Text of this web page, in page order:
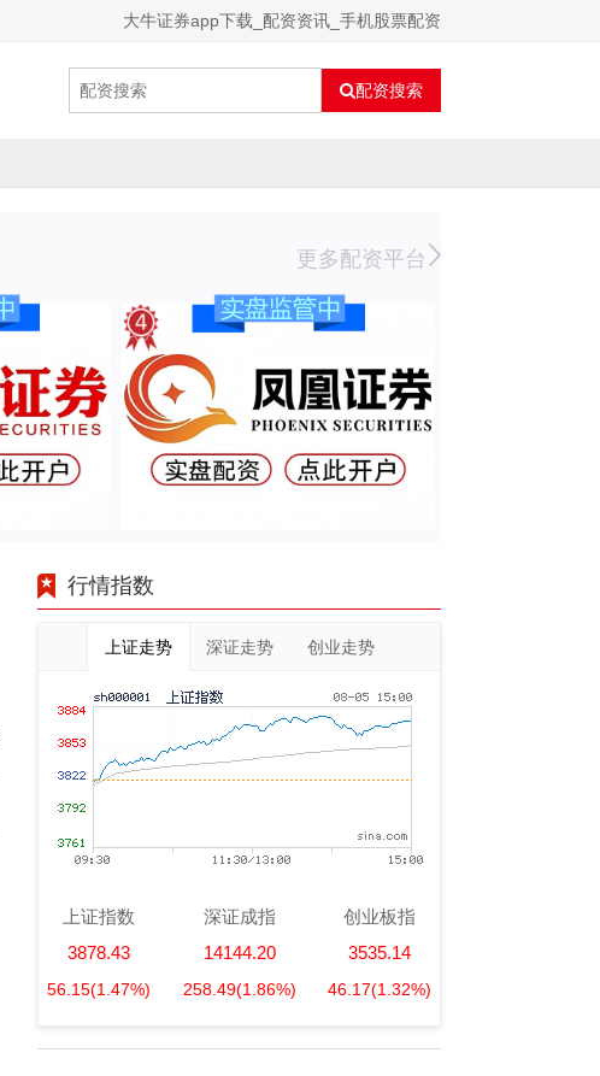
大牛证券app下载_配资资讯_手机股票配资
配资搜索
更多配资平台
行情指数
上证走势 深证走势 创业走势
上证指数
3878.43
56.15(1.47%)
深证成指
14144.20
258.49(1.86%)
创业板指
3535.14
46.17(1.32%)